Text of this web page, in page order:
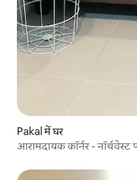
Pakal में घर
आरामदायक कॉर्नर - नॉर्थवेस्ट